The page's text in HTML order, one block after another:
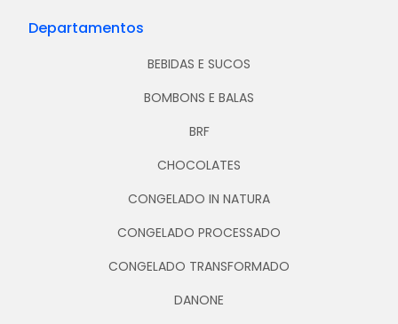
Departamentos
BEBIDAS E SUCOS
BOMBONS E BALAS
BRF
CHOCOLATES
CONGELADO IN NATURA
CONGELADO PROCESSADO
CONGELADO TRANSFORMADO
DANONE